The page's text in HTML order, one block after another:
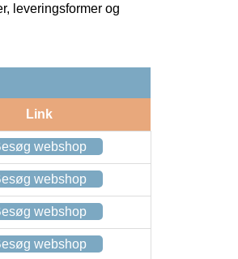
leveringsformer og
Link
webshop
webshop
webshop
webshop